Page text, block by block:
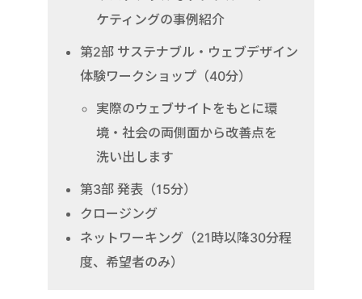
ケティングの事例紹介
第2部 サステナブル・ウェブデザイン
体験ワークショップ（40分）
実際のウェブサイトをもとに環
境・社会の両側面から改善点を
洗い出します
第3部 発表（15分）
クロージング
ネットワーキング（21時以降30分程
度、希望者のみ）